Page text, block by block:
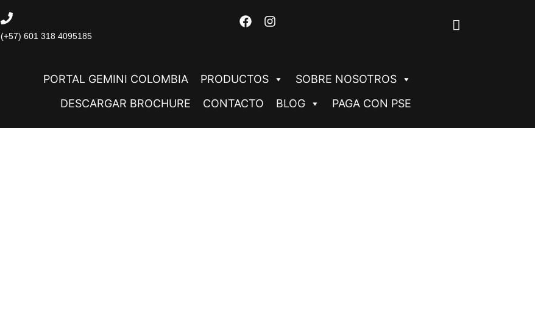
(+57) 601 318 4095185
PORTAL GEMINI COLOMBIA PRODUCTOS
SOBRE NOSOTROS
DESCARGAR BROCHURE
CONTACTO BLOG PAGA CON PSE